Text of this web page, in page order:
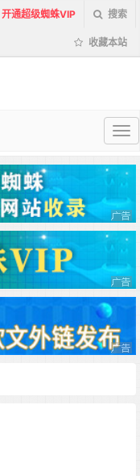
开通超级蜘蛛VIP 搜索
收藏本站
超
蜘
蛛
池